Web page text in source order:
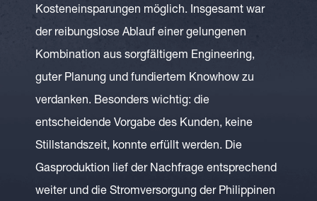
Kosteneinsparungen möglich. Insgesamt war
der reibungslose Ablauf einer gelungenen
Kombination aus sorgfältigem Engineering,
guter Planung und fundiertem Knowhow zu
verdanken. Besonders wichtig: die
entscheidende Vorgabe des Kunden, keine
Stillstandszeit, konnte erfüllt werden. Die
Gasproduktion lief der Nachfrage entsprechend
weiter und die Stromversorgung der Philippinen